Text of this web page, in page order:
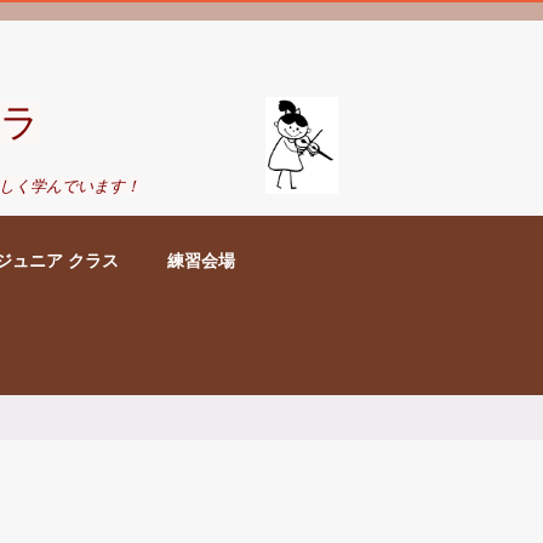
く学んでいます！
ュニア クラス 練習会場